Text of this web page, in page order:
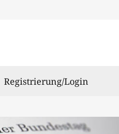
Registrierung/Login